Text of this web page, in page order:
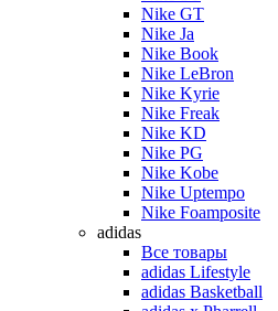
Nike GT
Nike Ja
Nike Book
Nike LeBron
Nike Kyrie
Nike Freak
Nike KD
Nike PG
Nike Kobe
Nike Uptempo
Nike Foamposite
adidas
Все товары
adidas Lifestyle
adidas Basketball